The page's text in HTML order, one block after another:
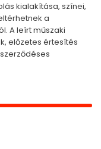
kialakítása, színei,
a
A leírt műszaki
előzetes értesítés